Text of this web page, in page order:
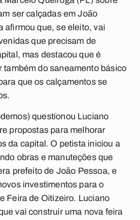
ser calçadas em João
afirmou que, se eleito, vai
que precisam de
mas destacou que é
também do saneamento básico
que os calçamentos se
questionou Luciano
propostas para melhorar
da capital. O petista iniciou a
obras e manuteções que
prefeito de João Pessoa, e
investimentos para o
Feira de Oitizeiro. Luciano
vai construir uma nova feira